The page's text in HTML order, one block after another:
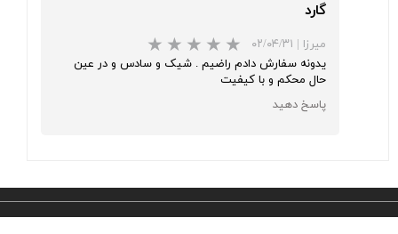
گارد
میرزا | ۰۲/۰۴/۳۱
یدونه سفارش دادم راضیم . شیک و سادس و در عین
حال محکم و با کیفیت
پاسخ دهید